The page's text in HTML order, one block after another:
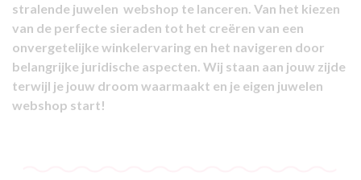
stralende juwelen webshop te lanceren. Van het kiezen
van de perfecte sieraden tot het creëren van een
onvergetelijke winkelervaring en het navigeren door
belangrijke juridische aspecten. Wij staan aan jouw zijde
terwijl je jouw droom waarmaakt en je eigen juwelen
webshop start!